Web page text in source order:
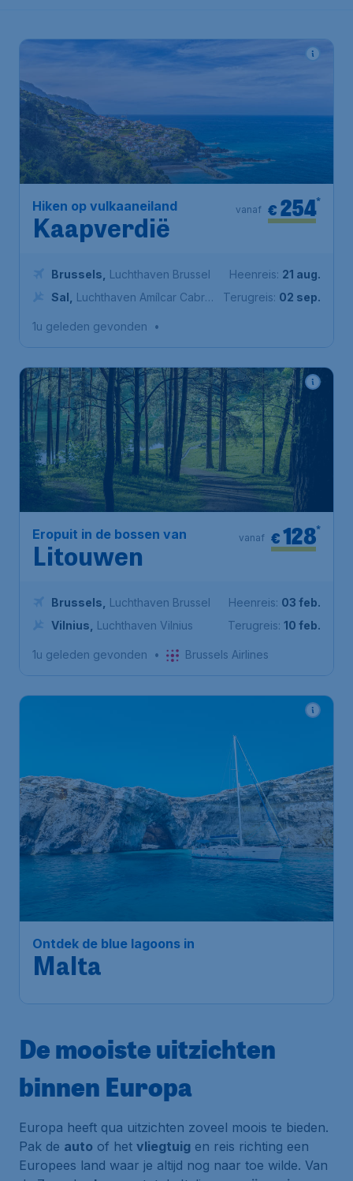
Hiken op vulkaaneiland
Kaapverdië
€ 254*
vanaf
Brussels
Luchthaven Brussel
Sal
Luchthaven Amílcar Cabral
Heenreis: 21 aug.
Terugreis: 02 sep.
1u geleden gevonden •
Eropuit in de bossen van
Litouwen
€128*
vanaf
Brussels
Luchthaven Brussel
Vilnius
Luchthaven Vilnius
Heenreis: 03 feb.
Terugreis: 10 feb.
1u geleden gevonden • Brussels Airlines
Ontdek de blue lagoons in
Malta
€140*
vanaf
Malta
Luchthaven Malta
De mooiste uitzichten
binnen Europa
Europa heeft qua uitzichten zoveel moois te bieden.
Pak de auto of het vliegtuig en reis richting een
Europees land waar je altijd nog naar toe wilde. Van